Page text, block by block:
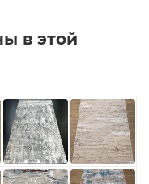
в этой